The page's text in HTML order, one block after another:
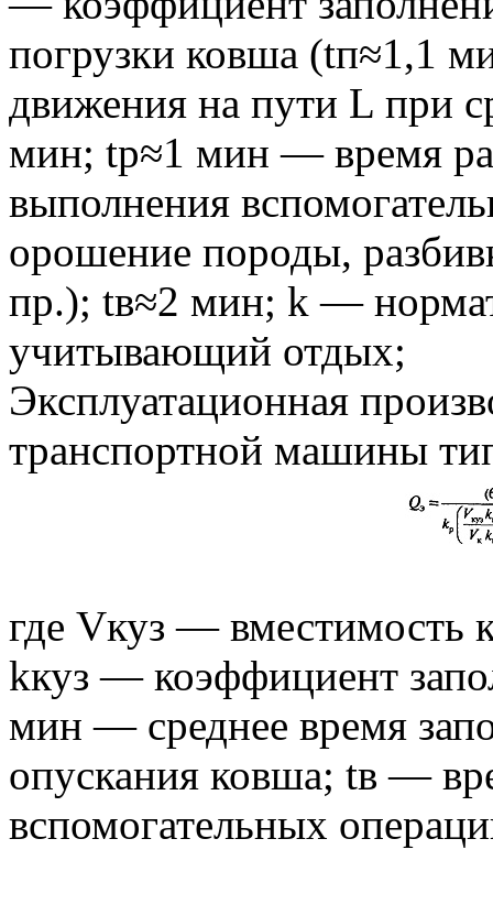
погрузки ковша (tп≈1,1
движения на пути L при
мин; tp≈1 мин — время
выполнения
орошение породы,
пр.); tв≈2 мин; k —
учитывающий отдых;
Эксплуатационная
транспортной машины
где Vкуз —
kкуз — коэффициент
мин — среднее время
опускания ковша; tв —
вспомогательных